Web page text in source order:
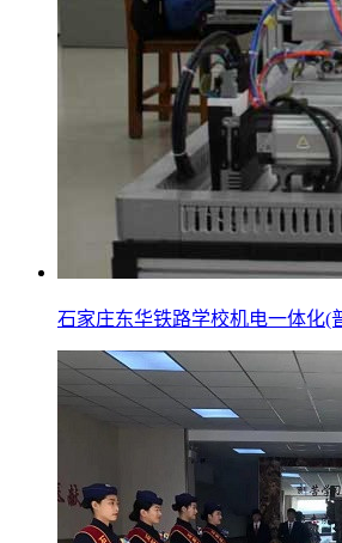
石家庄东华铁路学校机电一体化(